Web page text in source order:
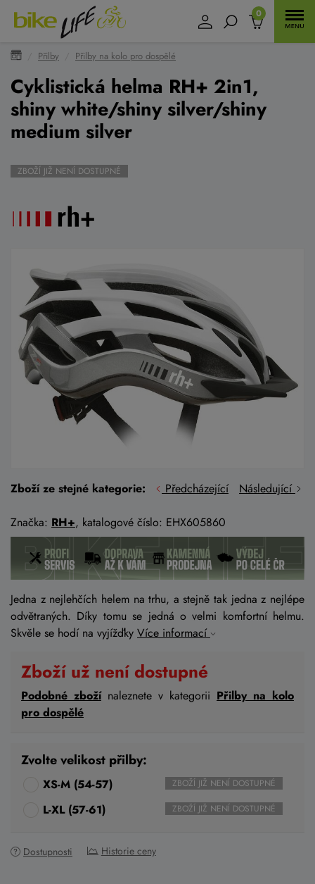
0
Přilby Přilby na kolo pro dospělé
Cyklistická helma RH+ 2in1,
shiny white/shiny silver/shiny
medium silver
ZBOŽÍ JIŽ NENÍ DOSTUPNÉ
Zboží ze stejné kategorie: Předcházející Následující
Značka: RH+, katalogové číslo: EHX605860
Jedna z nejlehčích helem na trhu, a stejně tak jedna z nejlépe
odvětraných. Díky tomu se jedná o velmi komfortní helmu.
Skvěle se hodí na vyjížďky Více informací
Zboží už není dostupné
Podobné zbožínaleznete v kategorii Přilby na kolo
pro dospělé
Zvolte velikost přilby:
XS-M (54-57) ZBOŽÍ JIŽ NENÍ DOSTUPNÉ
L-XL (57-61) ZBOŽÍ JIŽ NENÍ DOSTUPNÉ
Dostupnosti Historie ceny